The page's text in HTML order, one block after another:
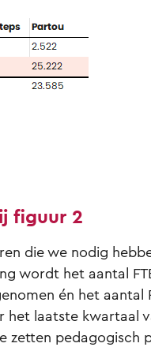
figuur 2
die we nodig
wordt het aantal
én het aantal
het laatste kwartaal
zetten pedagogisch